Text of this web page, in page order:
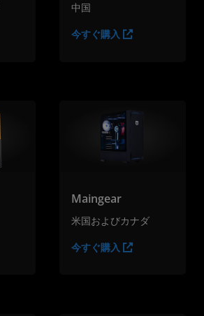
中国
今すぐ購入
Maingear
米国およびカナダ
今すぐ購入